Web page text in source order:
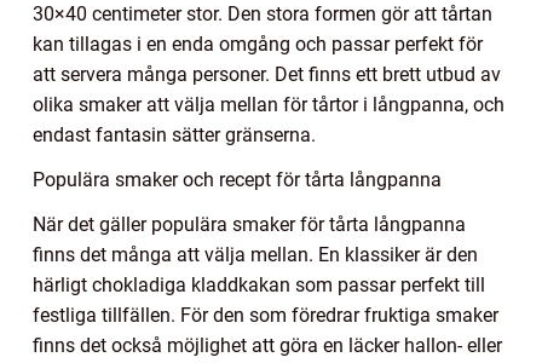
30×40 centimeter stor. Den stora formen gör att tårtan
kan tillagas i en enda omgång och passar perfekt för
att servera många personer. Det finns ett brett utbud av
olika smaker att välja mellan för tårtor i långpanna, och
endast fantasin sätter gränserna.
Populära smaker och recept för tårta långpanna
När det gäller populära smaker för tårta långpanna
finns det många att välja mellan. En klassiker är den
härligt chokladiga kladdkakan som passar perfekt till
festliga tillfällen. För den som föredrar fruktiga smaker
finns det också möjlighet att göra en läcker hallon- eller